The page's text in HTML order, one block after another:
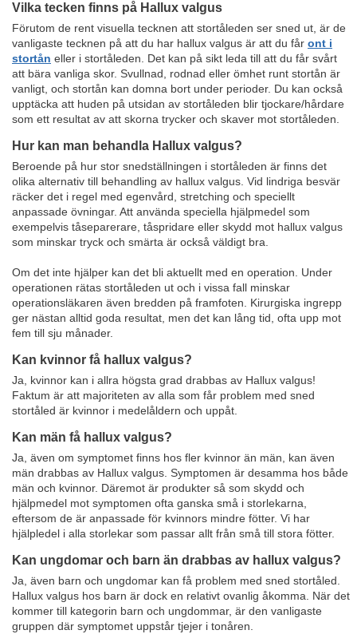
Vilka tecken finns på Hallux valgus
Förutom de rent visuella tecknen att stortåleden ser sned ut, är de
vanligaste tecknen på att du har hallux valgus är att du får ont i
stortån eller i stortåleden. Det kan på sikt leda till att du får svårt
att bära vanliga skor. Svullnad, rodnad eller ömhet runt stortån är
vanligt, och stortån kan domna bort under perioder. Du kan också
upptäcka att huden på utsidan av stortåleden blir tjockare/hårdare
som ett resultat av att skorna trycker och skaver mot stortåleden.
Hur kan man behandla Hallux valgus?
Beroende på hur stor snedställningen i stortåleden är finns det
olika alternativ till behandling av hallux valgus. Vid lindriga besvär
räcker det i regel med egenvård, stretching och speciellt
anpassade övningar. Att använda speciella hjälpmedel som
exempelvis tåseparerare, tåspridare eller skydd mot hallux valgus
som minskar tryck och smärta är också väldigt bra.
Om det inte hjälper kan det bli aktuellt med en operation. Under
operationen rätas stortåleden ut och i vissa fall minskar
operationsläkaren även bredden på framfoten. Kirurgiska ingrepp
ger nästan alltid goda resultat, men det kan lång tid, ofta upp mot
fem till sju månader.
Kan kvinnor få hallux valgus?
Ja, kvinnor kan i allra högsta grad drabbas av Hallux valgus!
Faktum är att majoriteten av alla som får problem med sned
stortåled är kvinnor i medelåldern och uppåt.
Kan män få hallux valgus?
Ja, även om symptomet finns hos fler kvinnor än män, kan även
män drabbas av Hallux valgus. Symptomen är desamma hos både
män och kvinnor. Däremot är produkter så som skydd och
hjälpmedel mot symptomen ofta ganska små i storlekarna,
eftersom de är anpassade för kvinnors mindre fötter. Vi har
hjälpledel i alla storlekar som passar allt från små till stora fötter.
Kan ungdomar och barn än drabbas av hallux valgus?
Ja, även barn och ungdomar kan få problem med sned stortåled.
Hallux valgus hos barn är dock en relativt ovanlig åkomma. När det
kommer till kategorin barn och ungdommar, är den vanligaste
gruppen där symptomet uppstår tjejer i tonåren.